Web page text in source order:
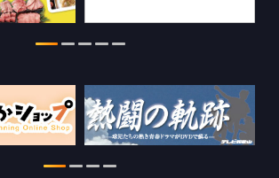
た。
新しました。
2026.06.23